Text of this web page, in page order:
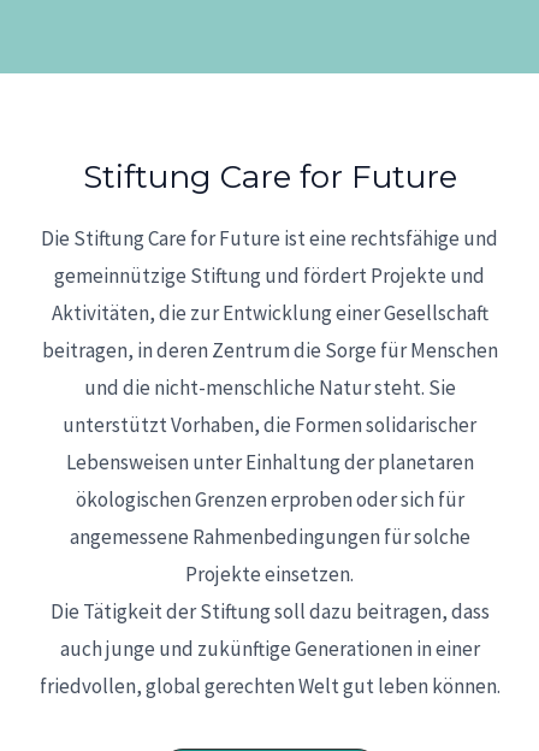
Stiftung Care for Future​
Die Stiftung Care for Future ist eine rechtsfähige und
gemeinnützige Stiftung und fördert Projekte und
Aktivitäten, die zur Entwicklung einer Gesellschaft
beitragen, in deren Zentrum die Sorge für Menschen
und die nicht-menschliche Natur steht. Sie
unterstützt Vorhaben, die Formen solidarischer
Lebensweisen unter Einhaltung der planetaren
ökologischen Grenzen erproben oder sich für
angemessene Rahmenbedingungen für solche
Projekte einsetzen.
Die Tätigkeit der Stiftung soll dazu beitragen, dass
auch junge und zukünftige Generationen in einer
friedvollen, global gerechten Welt gut leben können.